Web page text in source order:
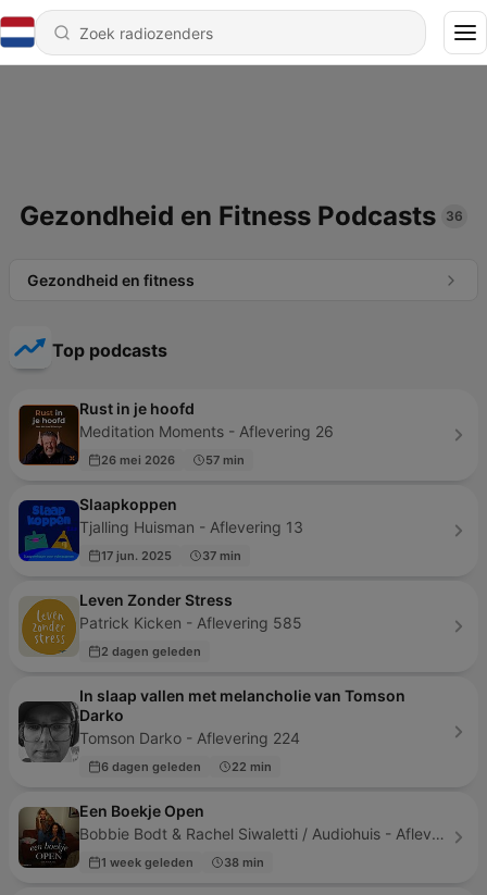
Gezondheid en Fitness Podcasts 36
Gezondheid en fitness
Top podcasts
Rust in je hoofd
Meditation Moments - Aflevering 26
26 mei 2026 57 min
Slaapkoppen
Tjalling Huisman - Aflevering 13
17 jun. 2025 37 min
Leven Zonder Stress
Patrick Kicken - Aflevering 585
2 dagen geleden
In slaap vallen met melancholie van Tomson
Darko
Tomson Darko - Aflevering 224
6 dagen geleden 22 min
Een Boekje Open
Bobbie Bodt & Rachel Siwaletti / Audiohuis - Aflevering 14
1 week geleden 38 min